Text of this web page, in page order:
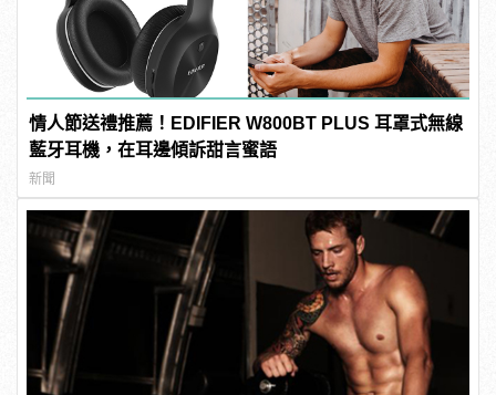
情人節送禮推薦！EDIFIER W800BT PLUS 耳罩式無線
藍牙耳機，在耳邊傾訴甜言蜜語
新聞